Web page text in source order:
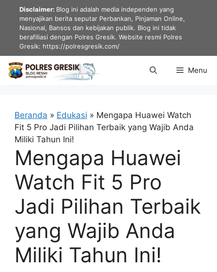
LangsungDisclaimer: Blog ini adalah media independen yang
menyajikan berita seputar Perbankan, Pinjaman Online,
Nasional, Bansos dan kebijakan publik. Blog ini tidak
berafiliasi dengan Polres Gresik. Website resmi Polres
Gresik: https://polresgresik.com/
Menu
Beranda » Edukasi » Mengapa Huawei Watch
Fit 5 Pro Jadi Pilihan Terbaik yang Wajib Anda
Miliki Tahun Ini!
Mengapa Huawei
Watch Fit 5 Pro
Jadi Pilihan Terbaik
yang Wajib Anda
Miliki Tahun Ini!